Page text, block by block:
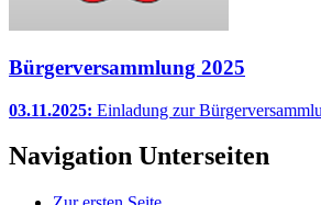
Bürgerversammlung 2025
03.11.2025: Einladung zur
Navigation Unterseiten